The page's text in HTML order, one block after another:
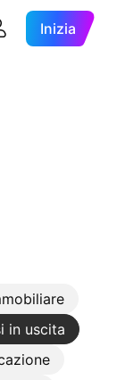
Inizia
in uscita